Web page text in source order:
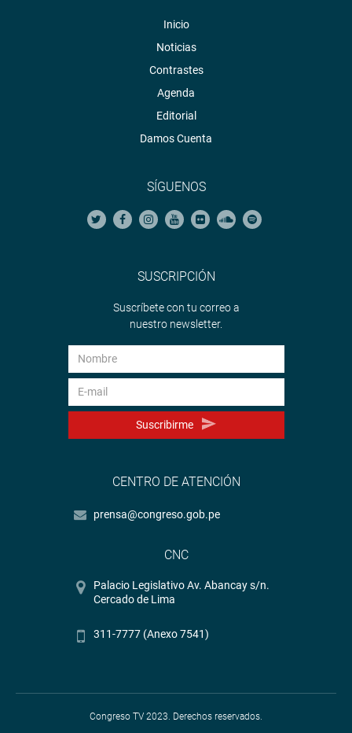
Inicio
Noticias
Contrastes
Agenda
Editorial
Damos Cuenta
SÍGUENOS
SUSCRIPCIÓN
Suscríbete con tu correo a
nuestro newsletter.
Suscribirme
CENTRO DE ATENCIÓN
prensa@congreso.gob.pe
CNC
Palacio Legislativo Av. Abancay s/n.
Cercado de Lima
311-7777 (Anexo 7541)
Congreso TV 2023. Derechos reservados.